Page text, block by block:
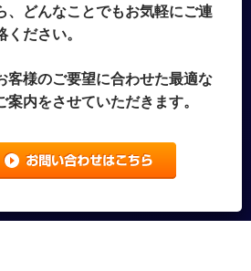
タパンチ
指導
、どんなことでもお気軽にご連
ください。
客様のご要望に合わせた最適な
案内をさせていただきます。